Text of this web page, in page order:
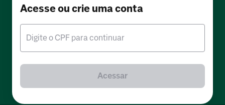
Acesse ou crie uma conta
Digite o CPF para continuar
Acessar